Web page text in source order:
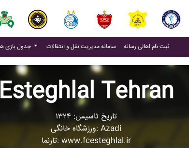
جدول بازی ها سامانه مدیریت نقل و انتقالات (current)
ثبت نام اهالی رسانه(current)
Esteghlal Tehran
تاریخ تاسیس: ۱۳۲۴
ورزشگاه خانگی: Azadi
تارنما: www.fcesteghlal.ir